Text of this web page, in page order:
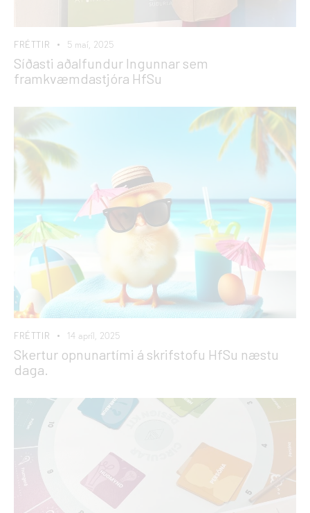
FRÉTTIR 5 maí, 2025
Síðasti aðalfundur Ingunnar sem
framkvæmdastjóra HfSu
FRÉTTIR 14 apríl, 2025
Skertur opnunartími á skrifstofu HfSu næstu
daga.